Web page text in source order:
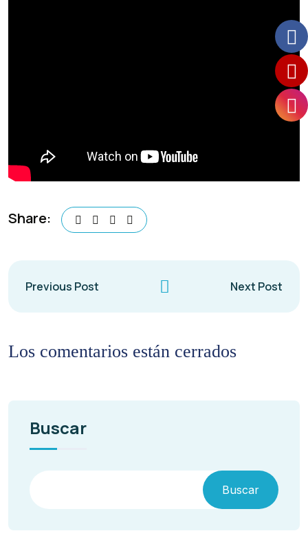
Share:
Previous Post Next Post
Los comentarios están cerrados
Buscar
Buscar